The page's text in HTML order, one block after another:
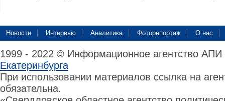
Новости Интервью Аналитика Фоторепортаж О нас
1999 - 2022 © Информационное агентство
Екатеринбурга
При использовании материалов ссылка на
обязательна.